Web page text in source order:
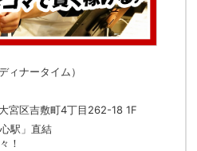
ィナータイム）
宮区吉敷町4丁目262-18 1F
駅」直結
！